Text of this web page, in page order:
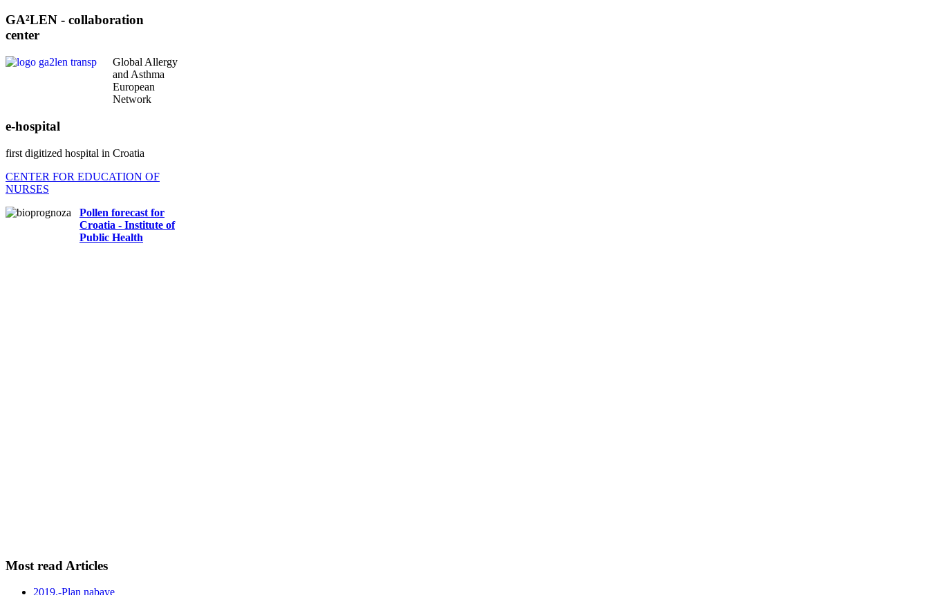
GA²LEN - collaboration
center
Global Allergy
and Asthma
European
Network
e-hospital
first digitized hospital in Croatia
CENTER FOR EDUCATION OF
NURSES
Pollen forecast for
Croatia - Institute of
Public Health
Most read Articles
2019.-Plan nabave